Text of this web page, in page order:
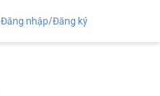
Đăng nhập/Đăng ký